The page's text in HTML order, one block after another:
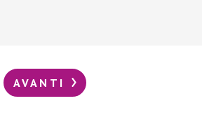
AVANTI